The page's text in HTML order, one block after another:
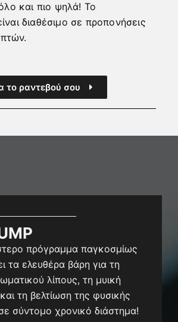
και πιο ψηλά! Το
διαθέσιμο σε προπονήσεις
το ραντεβού σου
πρόγραμμα παγκοσμίως
τα ελευθέρα βάρη για τη
λίπους, τη μυική
τη βελτίωση της φυσικής
σύντομο χρονικό διάστημα!